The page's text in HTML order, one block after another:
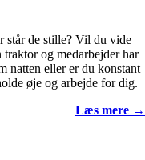
står de stille? Vil du vide
og medarbejder har
natten eller er du konstant
øje og arbejde for dig.
Læs mere →